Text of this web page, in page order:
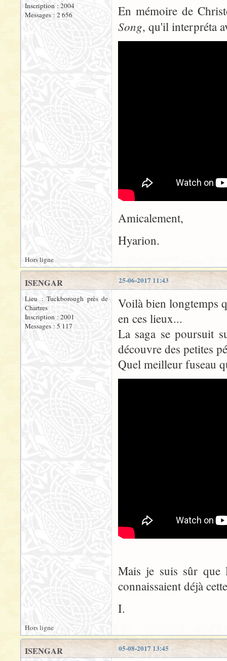
Inscription : 2004
Messages : 2 656
En mémoire de
Song, qu'il interpréta
Amicalement,
Hyarion.
Hors ligne
25-06-2017 11:43
ISENGAR
Lieu : Tuckborough près de
Chartres
Inscription : 2001
Messages : 5 117
Voilà bien longtemps
en ces lieux...
La saga se poursuit
découvre des petites
Quel meilleur fuseau
Mais je suis sûr que
connaissaient déjà
I.
Hors ligne
05-08-2017 13:45
ISENGAR